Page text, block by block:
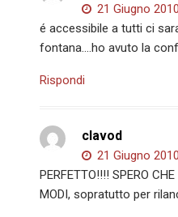
21 Giugno
é accessibile a tutti ci
fontana….ho avuto la
Rispondi
clavod
21 Giugno
PERFETTO!!!! SPERO
MODI, sopratutto per